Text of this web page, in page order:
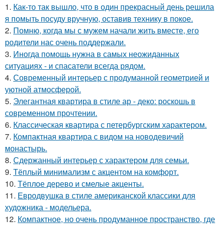
1. Как-то так вышло, что в один прекрасный день решила
я помыть посуду вручную, оставив технику в покое.
2. Помню, когда мы с мужем начали жить вместе, его
родители нас очень поддержали.
3. Иногда помощь нужна в самых неожиданных
ситуациях - и спасатели всегда рядом.
4. Современный интерьер с продуманной геометрией и
уютной атмосферой.
5. Элегантная квартира в стиле ар - деко: роскошь в
современном прочтении.
6. Классическая квартира с петербургским характером.
7. Компактная квартира с видом на новодевичий
монастырь.
8. Сдержанный интерьер с характером для семьи.
9. Тёплый минимализм с акцентом на комфорт.
10. Тёплое дерево и смелые акценты.
11. Евродвушка в стиле американской классики для
художника - модельера.
12. Компактное, но очень продуманное пространство, где